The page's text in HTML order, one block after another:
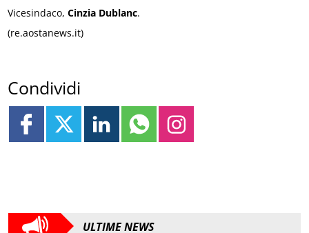
Vicesindaco,Cinzia Dublanc.
(re.aostanews.it)
Condividi
ULTIME NEWS